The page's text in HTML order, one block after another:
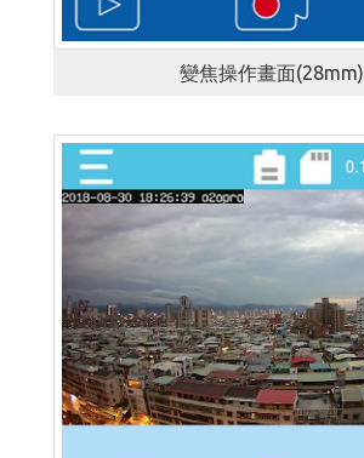
變焦操作畫面(28mm)